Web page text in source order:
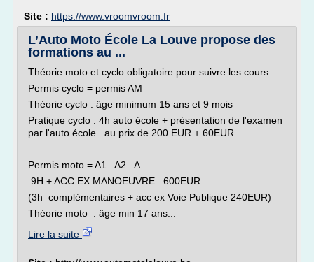
Site : https://www.vroomvroom.fr
L’Auto Moto École La Louve propose des
formations au ...
Théorie moto et cyclo obligatoire pour suivre les cours.
Permis cyclo = permis AM
Théorie cyclo : âge minimum 15 ans et 9 mois
Pratique cyclo : 4h auto école + présentation de l'examen
par l'auto école. au prix de 200 EUR + 60EUR
Permis moto = A1 A2 A
9H + ACC EX MANOEUVRE 600EUR
(3h complémentaires + acc ex Voie Publique 240EUR)
Théorie moto : âge min 17 ans...
Lire la suite